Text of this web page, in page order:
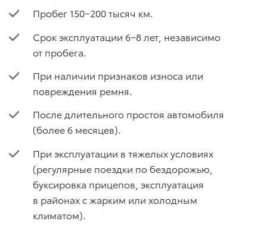
Пробег 150−200 тысяч км.
Срок эксплуатации 6−8 лет, независимо
от пробега.
При наличии признаков износа или
повреждения ремня.
После длительного простоя автомобиля
(более 6 месяцев).
При эксплуатации в тяжелых условиях
(регулярные поездки по бездорожью,
буксировка прицепов, эксплуатация
в районах с жарким или холодным
климатом).